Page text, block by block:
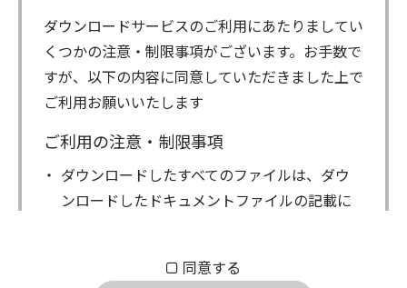
ダウンロードサービスのご利用にあたりましてい
くつかの注意・制限事項がございます。お手数で
すが、以下の内容に同意していただきました上で
ご利用お願いいたします
ご利用の注意・制限事項
ダウンロードしたすべてのファイルは、ダウ
ンロードしたドキュメントファイルの記載に
社は一切の責任を負いません。また、ファイ
同意する